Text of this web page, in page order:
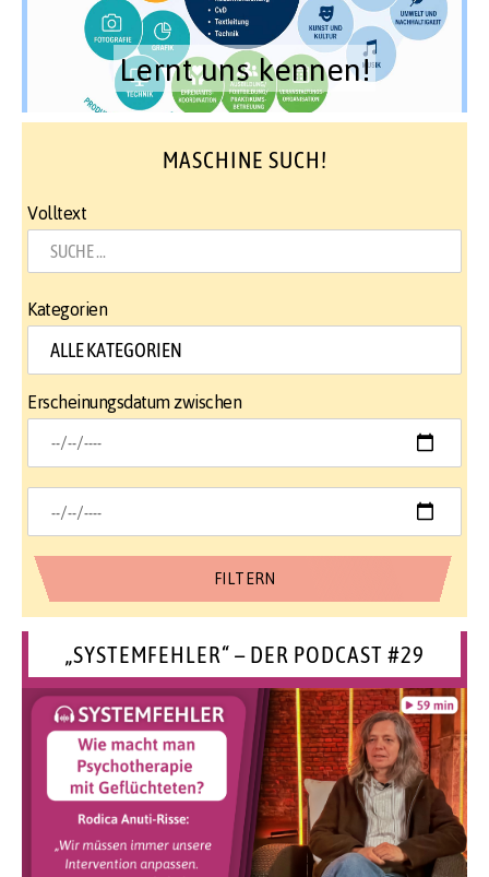
Lernt uns kennen!
MASCHINE SUCH!
Volltext
Kategorien
Erscheinungsdatum zwischen
„SYSTEMFEHLER“ – DER PODCAST #29